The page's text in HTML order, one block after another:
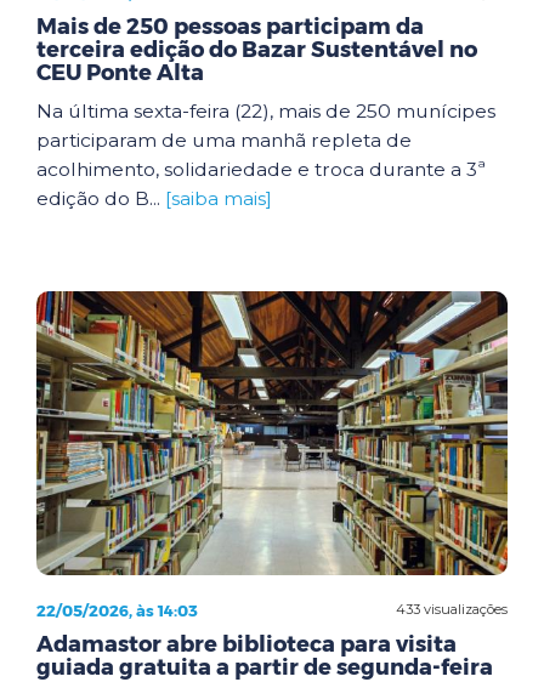
Mais de 250 pessoas participam da
terceira edição do Bazar Sustentável no
CEU Ponte Alta
Na última sexta-feira (22), mais de 250 munícipes
participaram de uma manhã repleta de
acolhimento, solidariedade e troca durante a 3ª
edição do B... [saiba mais]
433 visualizações
22/05/2026, às 14:03
Adamastor abre biblioteca para visita
guiada gratuita a partir de segunda-feira